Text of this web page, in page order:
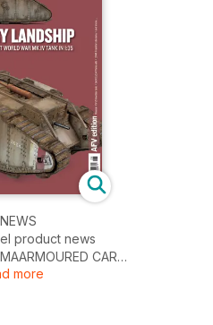
product news
CAR
Sd.Kfz.234/2 ‘Puma’
and modelling materials
more